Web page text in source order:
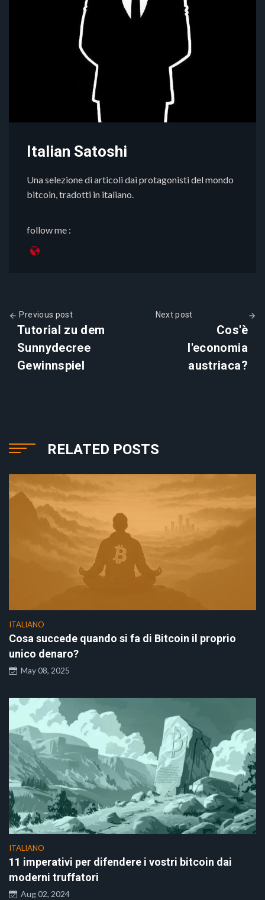
Italian Satoshi
Una selezione di articoli dai protagonisti del mondo
bitcoin, tradotti in italiano.
follow me :
Previous post
Tutorial zu dem
Sunnydecree
Gewinnspiel
Next post
Cos'è
l'economia
austriaca?
RELATED POSTS
ITALIANO
Cosa succede quando si fa di Bitcoin il proprio
unico denaro?
May 08, 2025
ITALIANO
11 imperativi per difendere i vostri bitcoin dai
moderni truffatori
Aug 02, 2024